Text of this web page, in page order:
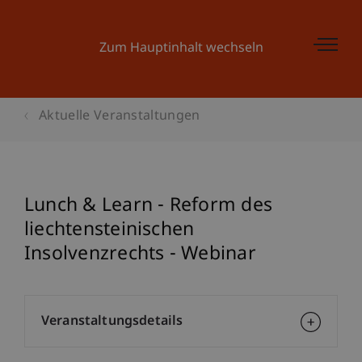
Zum Hauptinhalt wechseln
Aktuelle Veranstaltungen
Lunch & Learn - Reform des
liechtensteinischen
Insolvenzrechts - Webinar
Veranstaltungsdetails